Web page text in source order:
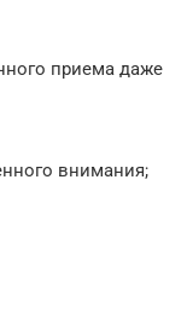
приема даже
внимания;